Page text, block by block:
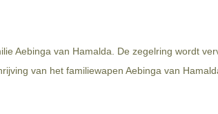
Aebinga van Hamalda. De zegelring wordt
van het familiewapen Aebinga van